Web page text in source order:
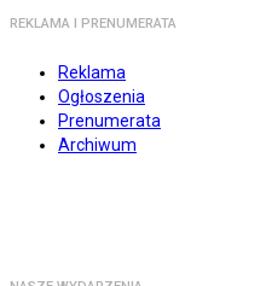
REKLAMA I PRENUMERATA
Reklama
Ogłoszenia
Prenumerata
Archiwum